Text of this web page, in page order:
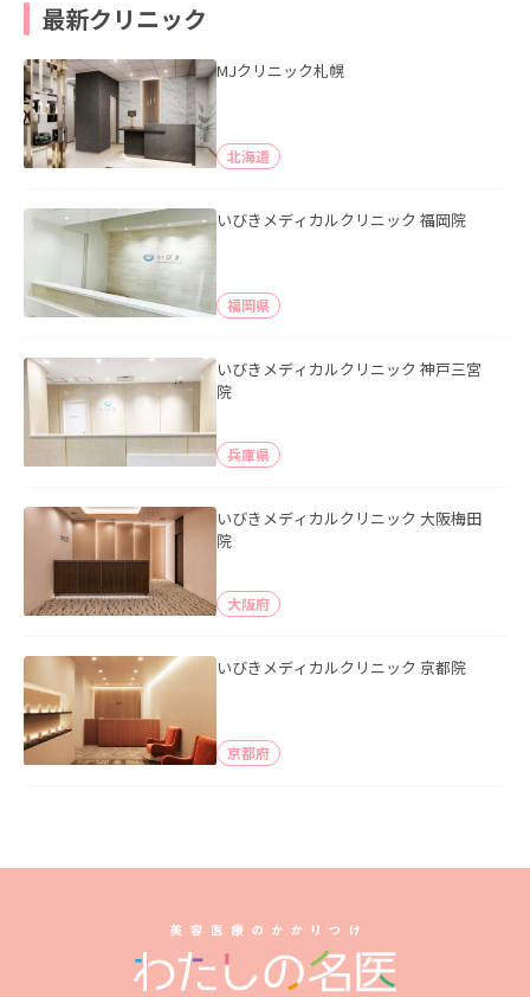
最新クリニック
MJクリニック札幌
北海道
いびきメディカルクリニック 福岡院
福岡県
いびきメディカルクリニック 神戸三宮
院
兵庫県
いびきメディカルクリニック 大阪梅田
院
大阪府
いびきメディカルクリニック 京都院
京都府